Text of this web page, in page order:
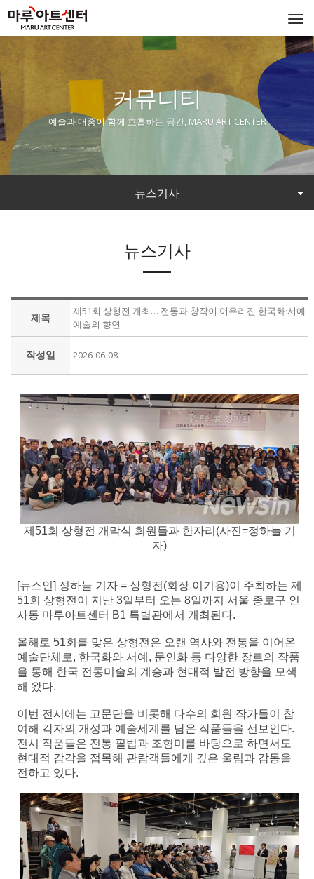
커뮤니티
예술과 대중이 함께 호흡하는 공간, MARU ART CENTER
뉴스기사
뉴스기사
제목
제51회 상형전 개최… 전통과 창작이 어우러진 한국화·서예
예술의 향연
작성일 2026-06-08
제51회 상형전 개막식 회원들과 한자리(사진=정하늘 기
자)
[뉴스인] 정하늘 기자 = 상형전(회장 이기용)이 주최하는 제
51회 상형전이 지난 3일부터 오는 8일까지 서울 종로구 인
사동 마루아트센터 B1 특별관에서 개최된다.
올해로 51회를 맞은 상형전은 오랜 역사와 전통을 이어온
예술단체로, 한국화와 서예, 문인화 등 다양한 장르의 작품
을 통해 한국 전통미술의 계승과 현대적 발전 방향을 모색
해 왔다.
이번 전시에는 고문단을 비롯해 다수의 회원 작가들이 참
여해 각자의 개성과 예술세계를 담은 작품들을 선보인다.
전시 작품들은 전통 필법과 조형미를 바탕으로 하면서도
현대적 감각을 접목해 관람객들에게 깊은 울림과 감동을
전하고 있다.